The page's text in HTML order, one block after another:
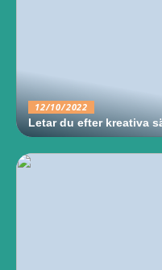
12/10/2022
Letar du efter kreativa